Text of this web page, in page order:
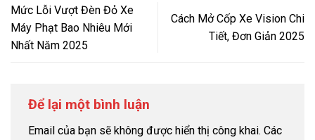
Mức Lỗi Vượt Đèn Đỏ Xe
Máy Phạt Bao Nhiêu Mới
Nhất Năm 2025
Cách Mở Cốp Xe Vision Chi
Tiết, Đơn Giản 2025
Để lại một bình luận
Email của bạn sẽ không được hiển thị công khai. Các